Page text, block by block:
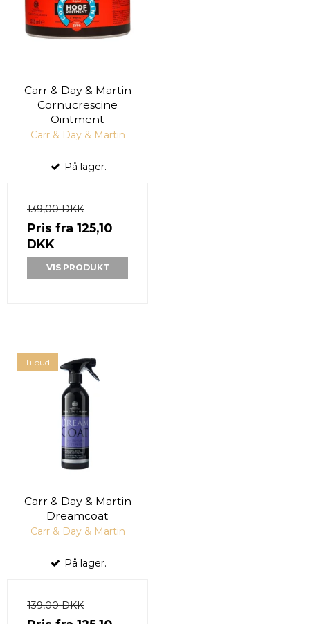
Carr & Day & Martin
Cornucrescine
Ointment
Carr & Day & Martin
På lager.
139,00 DKK
Pris fra 125,10
DKK
VIS PRODUKT
Tilbud
Carr & Day & Martin
Dreamcoat
Carr & Day & Martin
På lager.
139,00 DKK